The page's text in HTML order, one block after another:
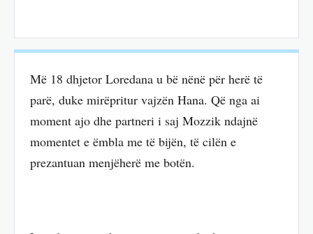
Më 18 dhjetor Loredana u bë nënë për herë të
parë, duke mirëpritur vajzën Hana. Që nga ai
moment ajo dhe partneri i saj Mozzik ndajnë
momentet e ëmbla me të bijën, të cilën e
prezantuan menjëherë me botën.